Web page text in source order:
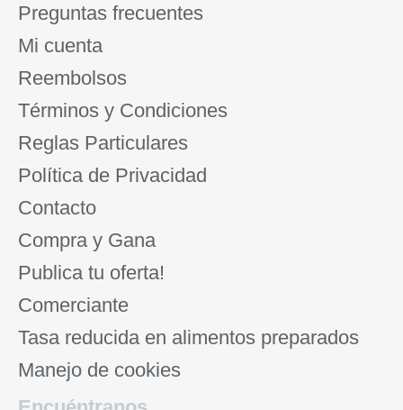
Preguntas frecuentes
Mi cuenta
Reembolsos
Términos y Condiciones
Reglas Particulares
Política de Privacidad
Contacto
Compra y Gana
Publica tu oferta!
Comerciante
Tasa reducida en alimentos preparados
Manejo de cookies